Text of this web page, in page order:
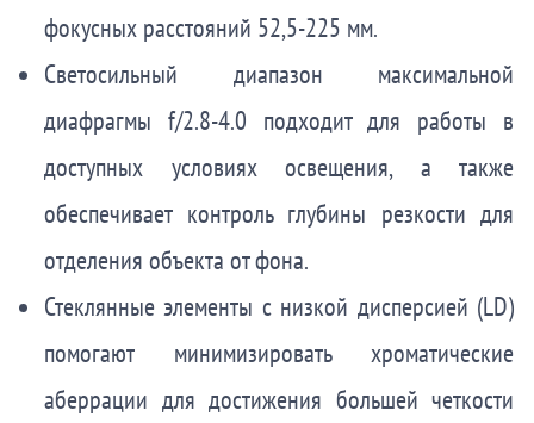
фокусных расстояний 52,5-225 мм.
Светосильный диапазон максимальной
диафрагмы f/2.8-4.0 подходит для работы в
доступных условиях освещения, а также
обеспечивает контроль глубины резкости для
отделения объекта от фона.
Стеклянные элементы с низкой дисперсией (LD)
помогают минимизировать хроматические
аберрации для достижения большей четкости